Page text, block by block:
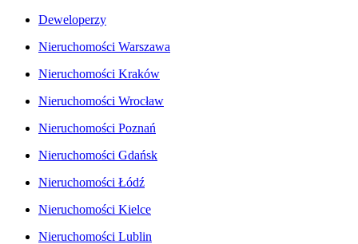
Deweloperzy
Nieruchomości Warszawa
Nieruchomości Kraków
Nieruchomości Wrocław
Nieruchomości Poznań
Nieruchomości Gdańsk
Nieruchomości Łódź
Nieruchomości Kielce
Nieruchomości Lublin